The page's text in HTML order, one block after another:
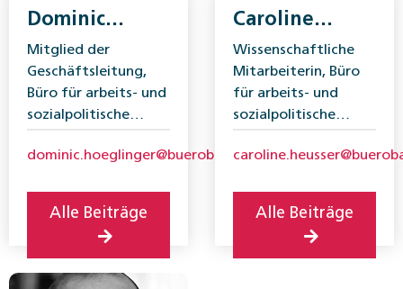
Dominic
Höglinger
Mitglied der
Geschäftsleitung,
Büro für arbeits- und
sozialpolitische
dominic.hoeglinger@buerobass.ch
Alle Beiträge
Caroline
Heusser
Wissenschaftliche
Mitarbeiterin, Büro
für arbeits- und
sozialpolitische
Alle Beiträge